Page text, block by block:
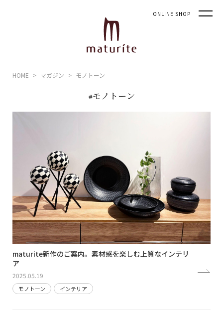
ONLINE SHOP
HOME マガジン モノトーン
#モノトーン
maturite新作のご案内。素材感を楽しむ上質なインテリ
ア
2025.05.19
モノトーン インテリア